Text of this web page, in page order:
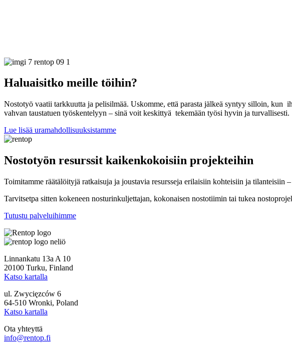
Haluaisitko meille töihin?
Nostotyö vaatii tarkkuutta ja pelisilmää. Uskomme, että parasta jälkeä syntyy silloin, kun
vahvan taustatuen työskentelyyn – sinä voit keskittyä tekemään työsi hyvin ja turvallisesti.
Lue lisää uramahdollisuuksistamme
Nostotyön resurssit kaikenkokoisiin projekteihin
Toimitamme räätälöityjä ratkaisuja ja joustavia resursseja erilaisiin kohteisiin ja tilanteisiin
Tarvitsetpa sitten kokeneen nosturinkuljettajan, kokonaisen nostotiimin tai tukea
Tutustu palveluihimme
Linnankatu 13a A 10
20100 Turku, Finland
Katso kartalla
ul. Zwycięzców 6
64-510 Wronki, Poland
Katso kartalla
Ota yhteyttä
info@rentop.fi